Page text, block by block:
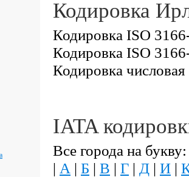
Кодировка
Кодировка ISO
Кодировка ISO
Кодировка
IATA
Все города на букву:
| А | Б | В | Г | Д | И |